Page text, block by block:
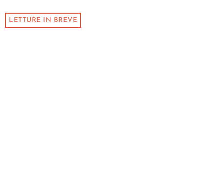
LETTURE IN BREVE